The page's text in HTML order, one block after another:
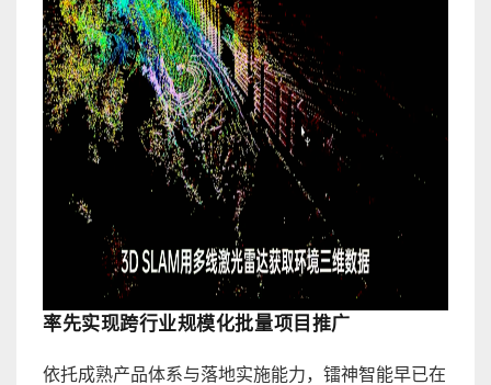
率先实现跨行业规模化批量项目推广
依托成熟产品体系与落地实施能力，镭神智能早已在